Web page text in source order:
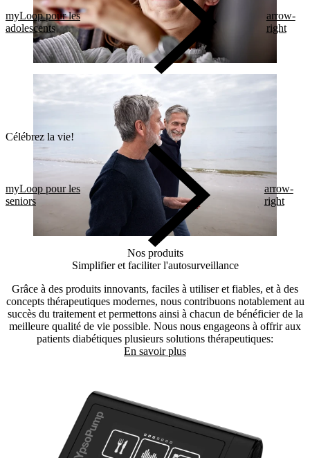
myLoop pour les
adolescents
arrow-
right
Célébrez la vie!
myLoop pour les
seniors
arrow-
right
Nos produits
Simplifier et faciliter l'autosurveillance
Grâce à des produits innovants, faciles à utiliser et fiables, et à des
concepts thérapeutiques modernes, nous contribuons notablement au
succès du traitement et permettons ainsi à chacun de bénéficier de la
meilleure qualité de vie possible. Nous nous engageons à offrir aux
patients diabétiques plusieurs solutions thérapeutiques:
En savoir plus